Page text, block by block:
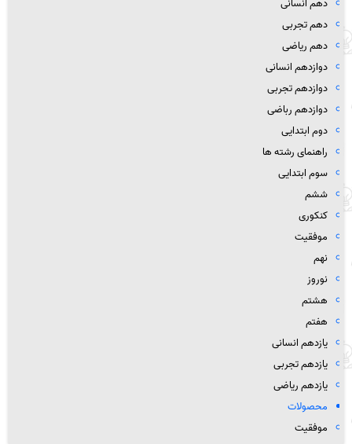
دهم تجربی
دهم ریاضی
دوازدهم انسانی
دوازدهم تجربی
دوازدهم رباضی
دوم ابتدایی
راهنمای رشته ها
سوم ابتدایی
ششم
کنکوری
موفقیت
نهم
نوروز
هشتم
هفتم
یازدهم انسانی
یازدهم تجربی
یازدهم ریاضی
محصولات
موفقیت